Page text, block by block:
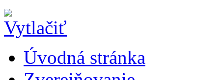
Úvodná stránka